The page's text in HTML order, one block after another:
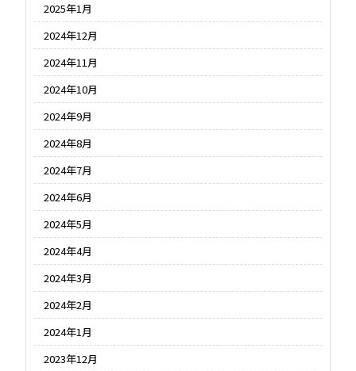
2025年1月
2024年12月
2024年11月
2024年10月
2024年9月
2024年8月
2024年7月
2024年6月
2024年5月
2024年4月
2024年3月
2024年2月
2024年1月
2023年12月